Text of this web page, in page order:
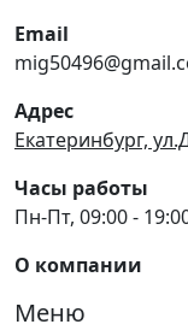
Email
Адрес
Екатеринбург,
Часы работы
Пн-Пт, 09:00 -
О компании
Меню